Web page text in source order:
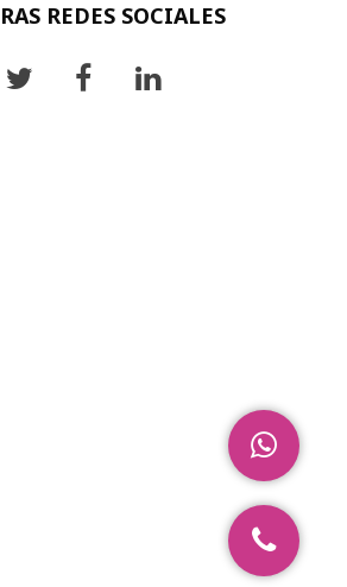
REDES SOCIALES